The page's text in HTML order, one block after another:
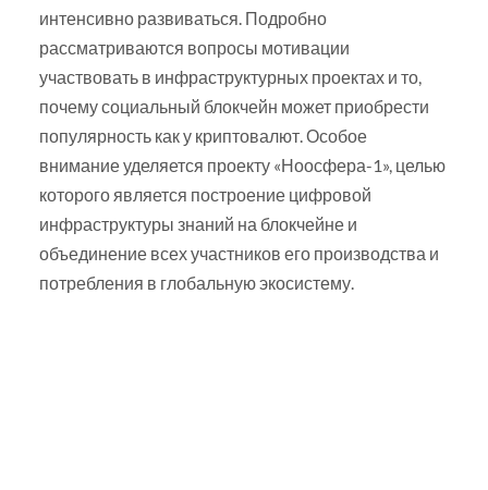
интенсивно развиваться. Подробно
рассматриваются вопросы мотивации
участвовать в инфраструктурных проектах и то,
почему социальный блокчейн может приобрести
популярность как у криптовалют. Особое
внимание уделяется проекту «Ноосфера-1», целью
которого является построение цифровой
инфраструктуры знаний на блокчейне и
объединение всех участников его производства и
потребления в глобальную экосистему.